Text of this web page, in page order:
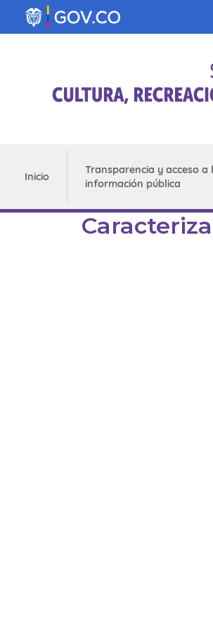
Pasar al contenido principal
Inicio
Transparencia y acceso a
información pública